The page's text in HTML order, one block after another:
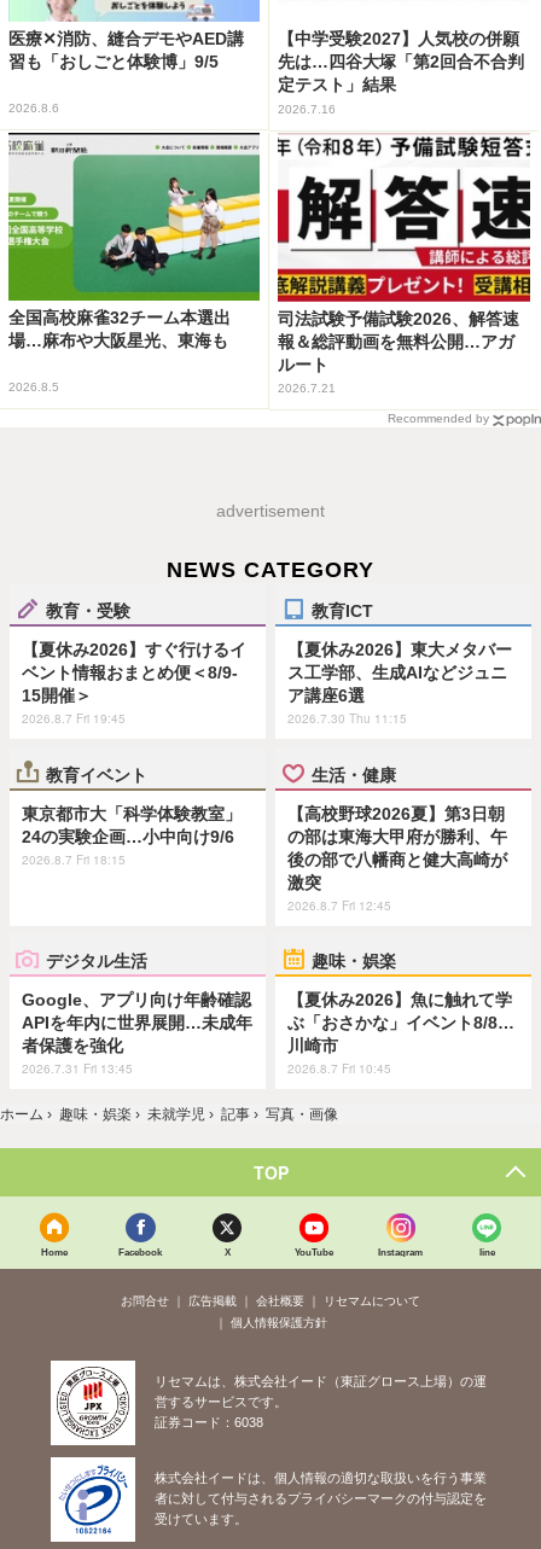
医療✕消防、縫合デモやAED講
習も「おしごと体験博」9/5
2026.8.6
【中学受験2027】人気校の併願
先は…四谷大塚「第2回合不合判
定テスト」結果
2026.7.16
全国高校麻雀32チーム本選出
場…麻布や大阪星光、東海も
2026.8.5
司法試験予備試験2026、解答速
報＆総評動画を無料公開…アガ
ルート
2026.7.21
Recommended by
advertisement
NEWS CATEGORY
教育・受験
【夏休み2026】すぐ行けるイ
ベント情報おまとめ便＜8/9-
15開催＞
2026.8.7 Fri 19:45
教育ICT
【夏休み2026】東大メタバー
ス工学部、生成AIなどジュニ
ア講座6選
2026.7.30 Thu 11:15
教育イベント
東京都市大「科学体験教室」
24の実験企画…小中向け9/6
2026.8.7 Fri 18:15
生活・健康
【高校野球2026夏】第3日朝
の部は東海大甲府が勝利、午
後の部で八幡商と健大高崎が
激突
2026.8.7 Fri 12:45
デジタル生活
Google、アプリ向け年齢確認
APIを年内に世界展開…未成年
者保護を強化
2026.7.31 Fri 13:45
趣味・娯楽
【夏休み2026】魚に触れて学
ぶ「おさかな」イベント8/8…
川崎市
2026.8.7 Fri 10:45
ホーム › 趣味・娯楽 › 未就学児 › 記事 › 写真・画像
TOP
Home Facebook X YouTube Instagram line
お問合せ 広告掲載 会社概要
リセマムについて
個人情報保護方針
リセマムは、株式会社イード（東証グロース上場）の運
営するサービスです。
証券コード：6038
株式会社イードは、個人情報の適切な取扱いを行う事業
者に対して付与されるプライバシーマークの付与認定を
受けています。